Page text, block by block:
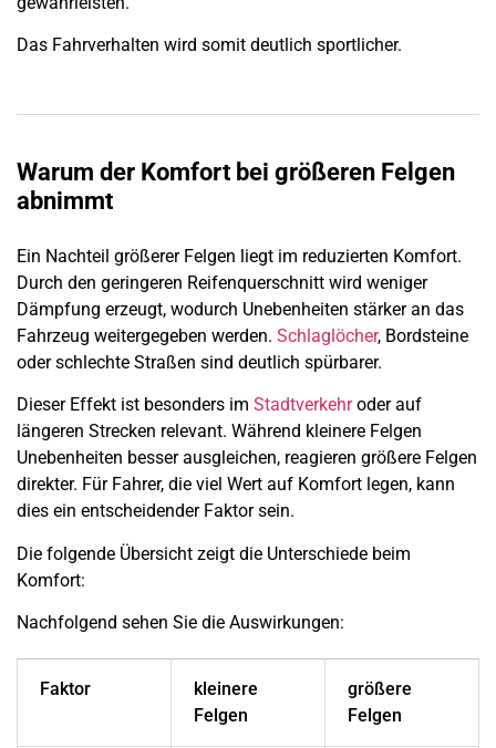
Das Fahrverhalten wird somit deutlich sportlicher.
Warum der Komfort bei größeren Felgen
abnimmt
Ein Nachteil größerer Felgen liegt im reduzierten Komfort.
Durch den geringeren Reifenquerschnitt wird weniger
Dämpfung erzeugt, wodurch Unebenheiten stärker an das
Fahrzeug weitergegeben werden. Schlaglöcher, Bordsteine
oder schlechte Straßen sind deutlich spürbarer.
Dieser Effekt ist besonders im Stadtverkehroder auf
längeren Strecken relevant. Während kleinere Felgen
Unebenheiten besser ausgleichen, reagieren größere Felgen
direkter. Für Fahrer, die viel Wert auf Komfort legen, kann
dies ein entscheidender Faktor sein.
Die folgende Übersicht zeigt die Unterschiede beim
Komfort:
Nachfolgend sehen Sie die Auswirkungen:
Faktor
kleinere
Felgen
größere
Felgen